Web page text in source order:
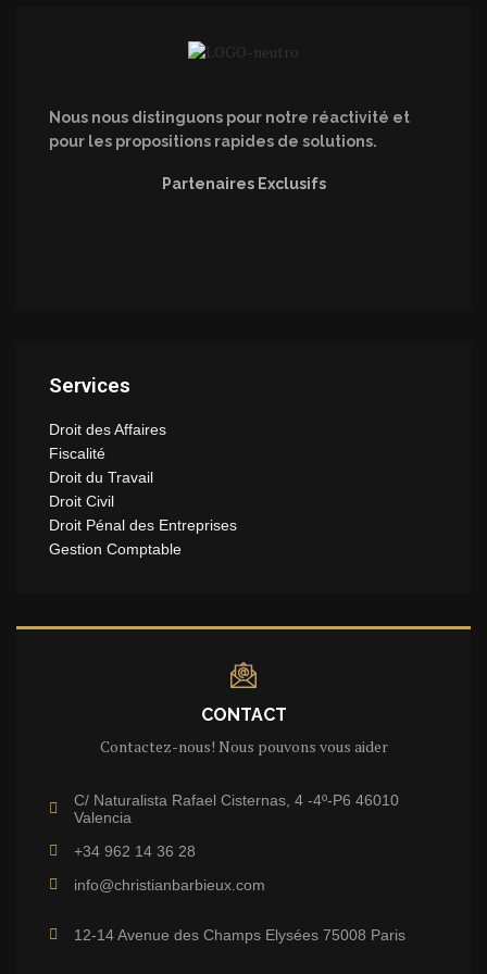
Nous nous distinguons pour notre réactivité et
pour les propositions rapides de solutions.
Partenaires Exclusifs
Services
Droit des Affaires
Fiscalité
Droit du Travail
Droit Civil
Droit Pénal des Entreprises
Gestion Comptable
CONTACT
Contactez-nous! Nous pouvons vous aider
C/ Naturalista Rafael Cisternas, 4 -4º-P6 46010
Valencia
+34 962 14 36 28
info@christianbarbieux.com
12-14 Avenue des Champs Elysées 75008 Paris